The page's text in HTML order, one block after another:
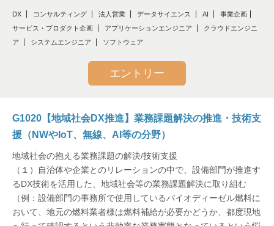
DX コンサルティング 法人営業 データサイエンス AI
事業企画
サービス・プロダクト企画
アプリケーションエンジニア
クラウドエンジニ
ア
システムエンジニア ソフトウェア
エントリー
G1020【地域社会DX推進】業務課題解決の推進・技術支
援（NWやIoT、無線、AI等の分野）
地域社会の抱える業務課題の解決/技術支援
（１）自治体や企業とのリレーションの中で、設備部門が推進す
るDX技術を活用した、地域社会等の業務課題解決に取り組む
（例：設備部門の事務所で使用しているバイオディーゼル燃料に
おいて、地元の燃料業者様は燃料補給が必要かどうか、都度現地